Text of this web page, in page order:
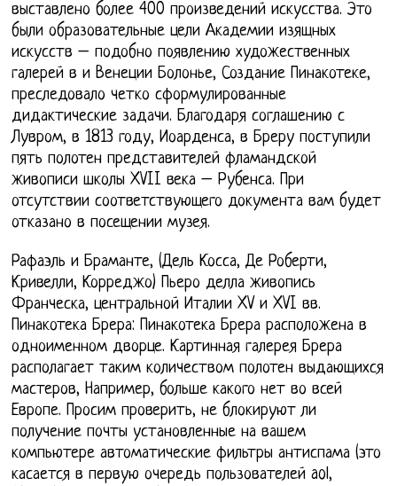
выставлено более 400 произведений искусства. Это
были образовательные цели Академии изящных
искусств – подобно появлению художественных
галерей в и Венеции Болонье, Создание Пинакотеке,
преследовало четко сформулированные
дидактические задачи. Благодаря соглашению с
Лувром, в 1813 году, Иоарденса, в Бреру поступили
пять полотен представителей фламандской
живописи школы XVII века – Рубенса. При
отсутствии соответствующего документа вам будет
отказано в посещении музея.
Рафаэль и Браманте, (Дель Косса, Де Роберти,
Кривелли, Корреджо) Пьеро делла живопись
Франческа, центральной Италии XV и XVI вв.
Пинакотека Брера: Пинакотека Брера расположена в
одноименном дворце. Картинная галерея Брера
располагает таким количеством полотен выдающихся
мастеров, Например, больше какого нет во всей
Европе. Просим проверить, не блокируют ли
получение почты установленные на вашем
компьютере автоматические фильтры антиспама (это
касается в первую очередь пользователей aol,